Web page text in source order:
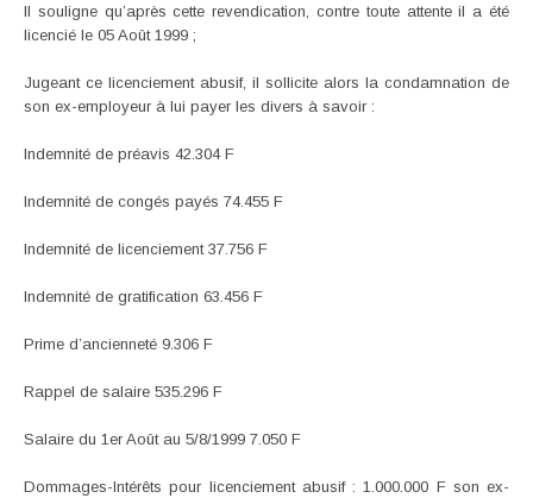
Il souligne qu’après cette revendication, contre toute attente il a été
licencié le 05 Août 1999 ;
Jugeant ce licenciement abusif, il sollicite alors la condamnation de
son ex-employeur à lui payer les divers à savoir :
Indemnité de préavis 42.304 F
Indemnité de congés payés 74.455 F
Indemnité de licenciement 37.756 F
Indemnité de gratification 63.456 F
Prime d’ancienneté 9.306 F
Rappel de salaire 535.296 F
Salaire du 1er Août au 5/8/1999 7.050 F
Dommages-Intérêts pour licenciement abusif : 1.000.000 F son ex-